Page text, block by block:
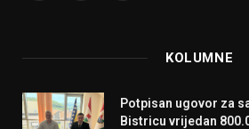
KOLUMNE
Potpisan ugovor za
Bistricu vrijedan